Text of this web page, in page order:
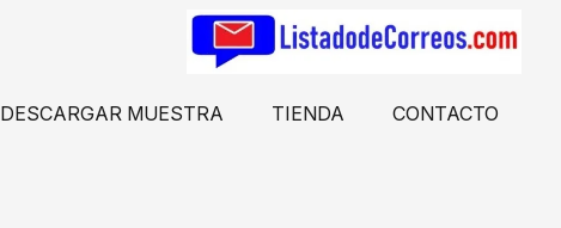
DESCARGAR MUESTRA TIENDA CONTACTO